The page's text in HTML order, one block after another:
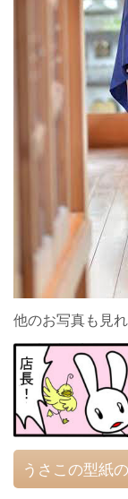
他のお写真も見
うさこの型紙